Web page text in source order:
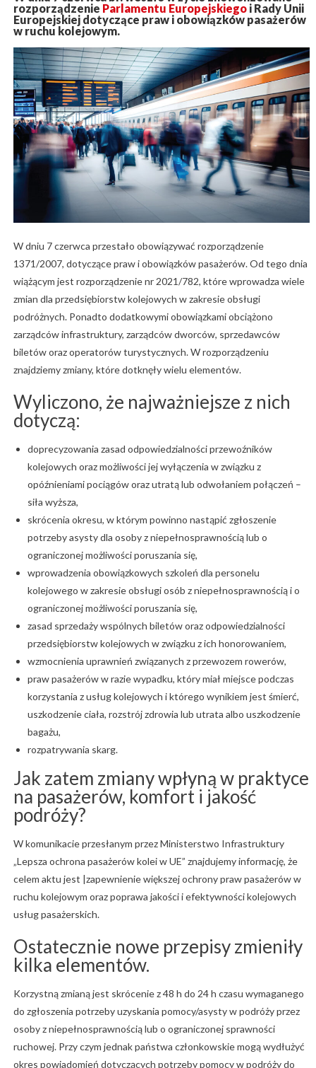
rozporządzenie Parlamentu Europejskiegoi Rady Unii
Europejskiej dotyczące praw i obowiązków pasażerów
w ruchu kolejowym.
W dniu 7 czerwca przestało obowiązywać rozporządzenie
1371/2007, dotyczące praw i obowiązków pasażerów. Od tego dnia
wiążącym jest rozporządzenie nr 2021/782, które wprowadza wiele
zmian dla przedsiębiorstw kolejowych w zakresie obsługi
podróżnych. Ponadto dodatkowymi obowiązkami obciążono
zarządców infrastruktury, zarządców dworców, sprzedawców
biletów oraz operatorów turystycznych. W rozporządzeniu
znajdziemy zmiany, które dotknęły wielu elementów.
Wyliczono, że najważniejsze z nich
dotyczą:
doprecyzowania zasad odpowiedzialności przewoźników
kolejowych oraz możliwości jej wyłączenia w związku z
opóźnieniami pociągów oraz utratą lub odwołaniem połączeń –
siła wyższa,
skrócenia okresu, w którym powinno nastąpić zgłoszenie
potrzeby asysty dla osoby z niepełnosprawnością lub o
ograniczonej możliwości poruszania się,
wprowadzenia obowiązkowych szkoleń dla personelu
kolejowego w zakresie obsługi osób z niepełnosprawnością i o
ograniczonej możliwości poruszania się,
zasad sprzedaży wspólnych biletów oraz odpowiedzialności
przedsiębiorstw kolejowych w związku z ich honorowaniem,
wzmocnienia uprawnień związanych z przewozem rowerów,
praw pasażerów w razie wypadku, który miał miejsce podczas
korzystania z usług kolejowych i którego wynikiem jest śmierć,
uszkodzenie ciała, rozstrój zdrowia lub utrata albo uszkodzenie
bagażu,
rozpatrywania skarg.
Jak zatem zmiany wpłyną w praktyce
na pasażerów, komfort i jakość
podróży?
W komunikacie przesłanym przez Ministerstwo Infrastruktury
„Lepsza ochrona pasażerów kolei w UE” znajdujemy informację, że
celem aktu jest |zapewnienie większej ochrony praw pasażerów w
ruchu kolejowym oraz poprawa jakości i efektywności kolejowych
usług pasażerskich.
Ostatecznie nowe przepisy zmieniły
kilka elementów.
Korzystną zmianą jest skrócenie z 48 h do 24 h czasu wymaganego
do zgłoszenia potrzeby uzyskania pomocy/asysty w podróży przez
osoby z niepełnosprawnością lub o ograniczonej sprawności
ruchowej. Przy czym jednak państwa członkowskie mogą wydłużyć
okres powiadomień dotyczących potrzeby pomocy w podróży do